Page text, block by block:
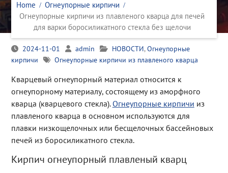
Home
Огнеупорные кирпичи
Огнеупорные кирпичи из плавленого кварца для печей
для варки боросиликатного стекла без щелочи
2024-11-01 admin НОВОСТИ,Огнеупорные
кирпичи
Огнеупорные кирпичи из плавленого кварца
Кварцевый огнеупорный материал относится к
огнеупорному материалу, состоящему из аморфного
кварца (кварцевого стекла). Огнеупорные кирпичи из
плавленого кварца в основном используются для
плавки низкощелочных или бесщелочных бассейновых
печей из боросиликатного стекла.
Кирпич огнеупорный плавленый кварц